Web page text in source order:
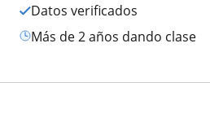
Datos verificados
más de 2 años dando clase